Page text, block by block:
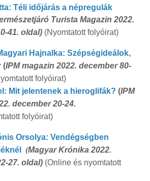
Téli időjárás a népregulák
Turista Magazin 2022.
41. oldal) (Nyomtatott folyóirat)
Hajnalka: Szépségideálok,
(IPM magazin 2022. december 80-
folyóirat)
Mit jelentenek a hieroglifák? (IPM
december 20-24.
folyóirat)
Orsolya: Vendégségben
(Magyar Krónika 2022.
27. oldal) (Online és nyomtatott